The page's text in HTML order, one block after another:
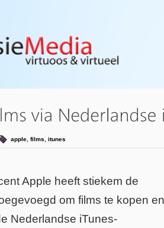
apple, films, itunes
Apple heeft stiekem de
om films te kopen
Nederlandse iTunes-